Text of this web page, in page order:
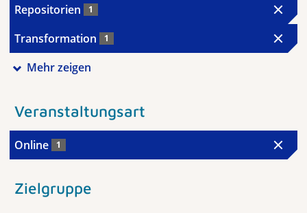
Repositorien 1
Transformation 1
Mehr zeigen
Veranstaltungsart
Online 1
Zielgruppe